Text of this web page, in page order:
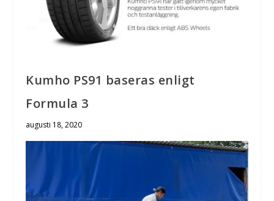
Kumho PS91 baseras enligt
Formula 3
augusti 18, 2020